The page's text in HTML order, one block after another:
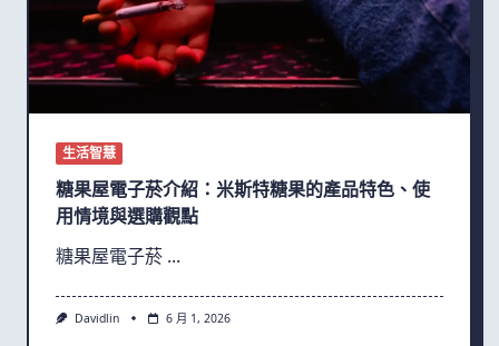
生活智慧
糖果屋電子菸介紹：米斯特糖果的產品特色、使
用情境與選購觀點
糖果屋電子菸 ...
Davidlin 6 月 1, 2026